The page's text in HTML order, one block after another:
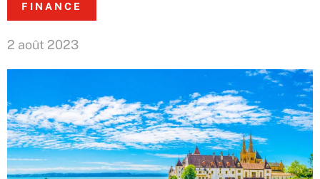
FINANCE
2 août 2023